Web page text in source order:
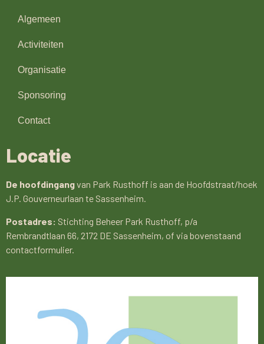
Algemeen
Activiteiten
Organisatie
Sponsoring
Contact
Locatie
De hoofdingangvan Park Rusthoff is aan de Hoofdstraat/hoek
J.P. Gouverneurlaan te Sassenheim.
Postadres: Stichting Beheer Park Rusthoff, p/a
Rembrandtlaan 66, 2172 DE Sassenheim, of via bovenstaand
contactformulier.